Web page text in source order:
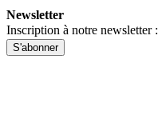
Newsletter
Inscription à notre newsletter :
S'abonner